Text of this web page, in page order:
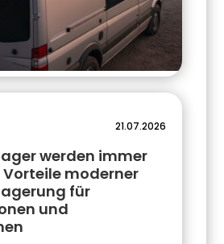
21.07.2026
werden immer
moderner
für
und